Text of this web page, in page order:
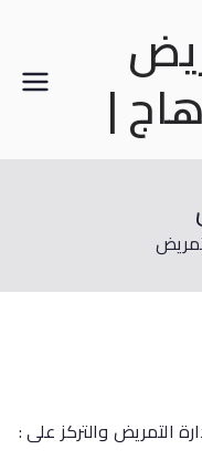
|
التمريض والتركز على :